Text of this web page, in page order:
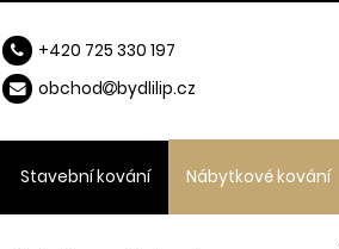
Stavební kování Nábytkové kování
+420 725 330 197
obchod
bydlilip.cz